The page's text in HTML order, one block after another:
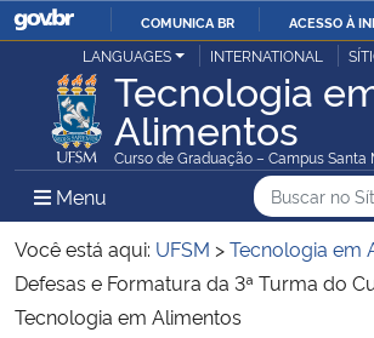
IR
PARA
O
CONTEÚDO
COMUNICA BR ACESSO À
Ministério da Justiça e Segurança Pública
Ministério da Defesa
Ministério das Relações Exteriores
Ministério da Economia
LANGUAGES INTERNATIONAL
Tecnologia
Alimentos
Curso de Graduação – Campus Santa
Menu Menu Principal do Sítio
Busca
Buscar
Busca:
Você está aqui: UFSM >Tecnologia em
Defesas e Formatura da 3ª Turma do
Tecnologia em Alimentos